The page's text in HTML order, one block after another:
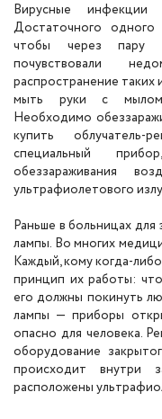
Вирусные инфекции
Достаточного
чтобы через пару
почувствовали
распространение
мыть руки с мылом
Необходимо
купить облучатель-
специальный
обеззараживания
ультрафиолетового
Раньше в больницах для
лампы. Во многих
Каждый, кому когда-
принцип их работы:
его должны покинуть
лампы — приборы
опасно для человека.
оборудование
происходит внутри
расположены